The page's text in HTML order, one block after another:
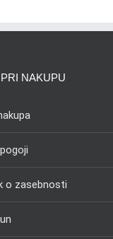
NAKUPU
o zasebnosti